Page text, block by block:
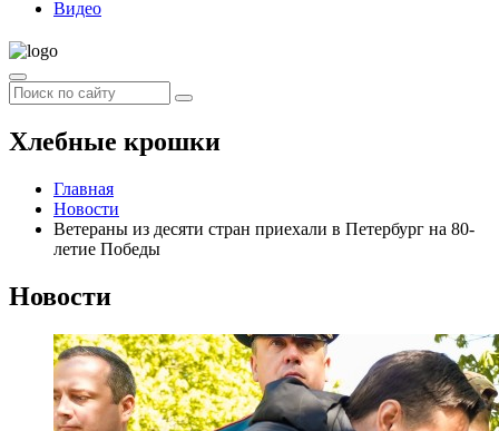
Видео
Хлебные крошки
Главная
Новости
Ветераны из десяти стран приехали в Петербург на 80-
летие Победы
Новости